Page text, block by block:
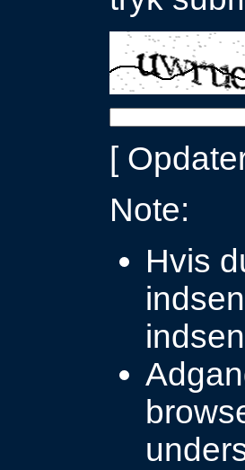
[
Note:
Hvis